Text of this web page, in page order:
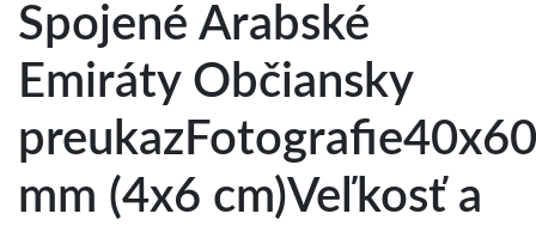
Spojené Arabské
Emiráty Občiansky
preukazFotografie40x60
mm (4x6 cm)Veľkosť a